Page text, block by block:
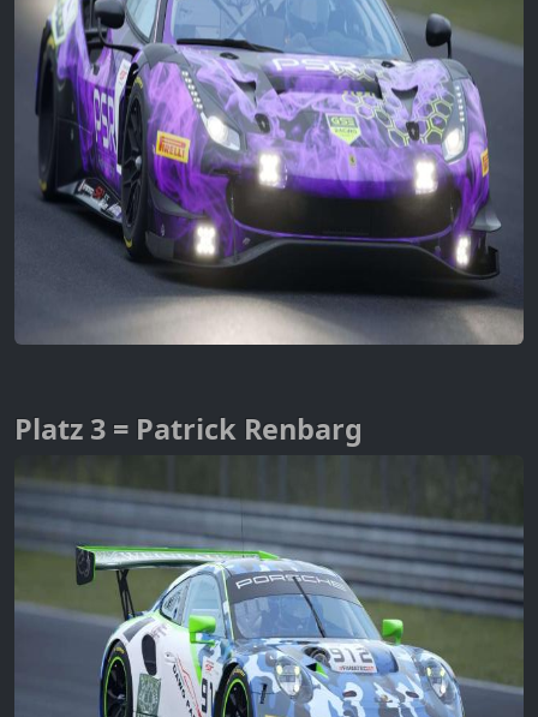
Platz 3 = Patrick Renbarg